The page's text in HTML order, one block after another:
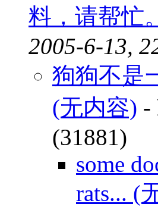
料，请帮忙
2005-6-13,
狗狗不是
(无内容) -
(31881)
some
rats... (